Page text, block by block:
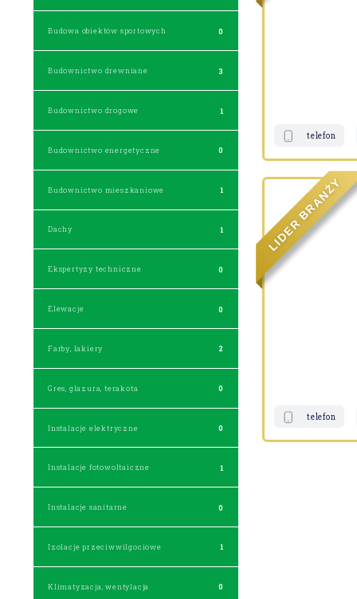
Budowa obiektów sportowych 0
Budownictwo drewniane 3
Budownictwo drogowe 1
Budownictwo energetyczne 0
Budownictwo mieszkaniowe 1
Dachy 1
Ekspertyzy techniczne 0
Elewacje 0
Farby, lakiery 2
Gres, glazura, terakota 0
Instalacje elektryczne 0
Instalacje fotowoltaiczne 1
Instalacje sanitarne 0
Izolacje przeciwwilgociowe 1
Klimatyzacja, wentylacja 0
telefon
LI
DER
B
RAN
Ż
Y
telefon